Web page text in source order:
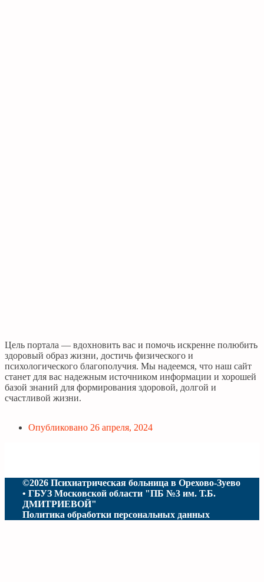
Цель портала — вдохновить вас и помочь искренне полюбить
здоровый образ жизни, достичь физического и
психологического благополучия. Мы надеемся, что наш сайт
станет для вас надежным источником информации и хорошей
базой знаний для формирования здоровой, долгой и
счастливой жизни.
Опубликовано 26 апреля, 2024
©2026 Психиатрическая больница в Орехово-Зуево
• ГБУЗ Московской области "ПБ №3 им. Т.Б.
ДМИТРИЕВОЙ"
Политика обработки персональных данных